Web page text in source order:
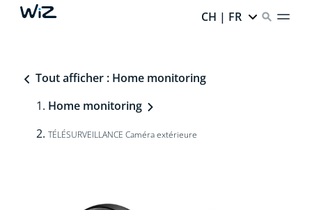
CH | FR
Tout afficher : Home monitoring
Home monitoring
TÉLÉSURVEILLANCE Caméra extérieure